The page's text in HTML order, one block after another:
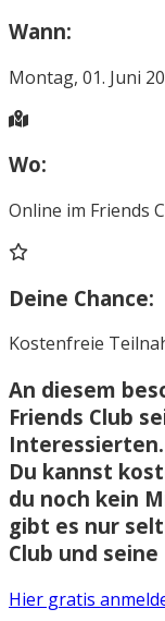
Wann:
Montag, 01. Juni
Wo:
Online im Friends
Deine Chance:
Kostenfreie
An diesem
Friends Club
Interessierten.
Du kannst
du noch kein
gibt es nur
Club und
Hier gratis